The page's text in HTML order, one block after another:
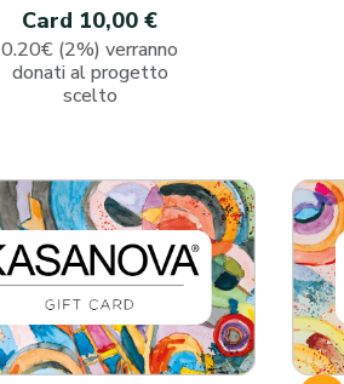
Card 10,00 €
0.20€ (2%) verranno
donati al progetto
scelto